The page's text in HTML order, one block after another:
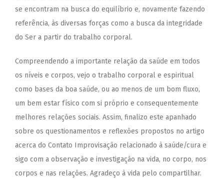
se encontram na busca do equilíbrio e, novamente fazendo
referência, às diversas forças como a busca da integridade
do Ser a partir do trabalho corporal.
Compreendendo a importante relação da saúde em todos
os níveis e corpos, vejo o trabalho corporal e espiritual
como bases da boa saúde, ou ao menos de um bom fluxo,
um bem estar físico com si próprio e consequentemente
melhores relações sociais. Assim, finalizo este apanhado
sobre os questionamentos e reflexões propostos no artigo
acerca do Contato Improvisação relacionado à saúde/cura e
sigo com a observação e investigação na vida, no corpo, nos
corpos e nas relações. Agradeço à vida pelo compartilhar.